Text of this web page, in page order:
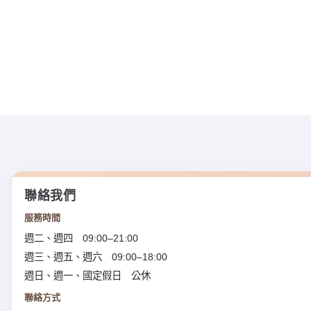
聯絡我們
服務時間
週二、週四 09:00–21:00
週三、週五、週六 09:00–18:00
週日、週一、國定假日 公休
聯絡方式